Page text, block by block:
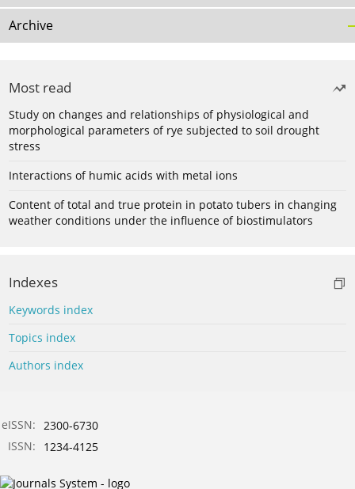
Archive
Most read
Study on changes and relationships of physiological and
morphological parameters of rye subjected to soil drought
stress
Interactions of humic acids with metal ions
Content of total and true protein in potato tubers in changing
weather conditions under the influence of biostimulators
Indexes
Keywords index
Topics index
Authors index
eISSN: 2300-6730
ISSN:
1234-4125